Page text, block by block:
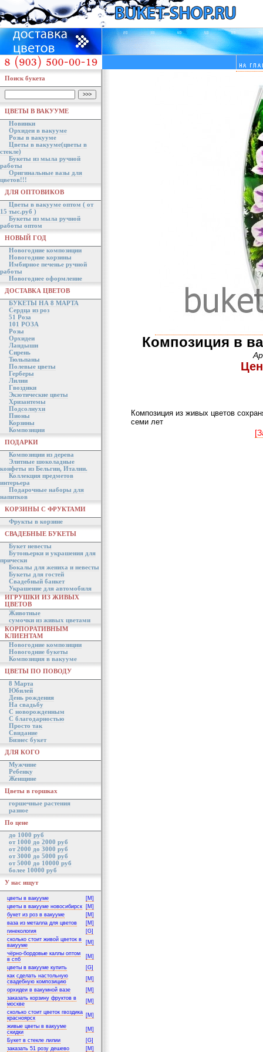
Поиск букета
ЦВЕТЫ В ВАКУУМЕ
Новинки
Орхидеи в вакууме
Розы в вакууме
Цветы в вакууме(цветы в
стекле)
Букеты из мыла ручной
работы
Оригинальные вазы для
цветов!!!
ДЛЯ ОПТОВИКОВ
Цветы в вакууме оптом ( от
15 тыс.руб )
Букеты из мыла ручной
работы оптом
НОВЫЙ ГОД
Новогодние композиции
Новогодние корзины
Имбирное печенье ручной
работы
Новогоднее оформление
ДОСТАВКА ЦВЕТОВ
БУКЕТЫ НА 8 МАРТА
Сердца из роз
51 Роза
101 РОЗА
Розы
Орхидеи
Ландыши
Сирень
Тюльпаны
Полевые цветы
Герберы
Лилии
Гвоздики
Экзотические цветы
Хризантемы
Подсолнухи
Пионы
Корзины
Композиции
ПОДАРКИ
Композиции из дерева
Элитные шоколадные
конфеты из Бельгии, Италии.
Коллекция предметов
интерьера
Подарочные наборы для
напитков
КОРЗИНЫ С ФРУКТАМИ
Фрукты в корзине
СВАДЕБНЫЕ БУКЕТЫ
Букет невесты
Бутоньерки и украшения для
прически
Бокалы для жениха и невесты
Букеты для гостей
Свадебный банкет
Украшение для автомобиля
ИГРУШКИ ИЗ ЖИВЫХ
ЦВЕТОВ
Животные
сумочки из живых цветами
КОРПОРАТИВНЫМ
КЛИЕНТАМ
Новогодние композиции
Новогодние букеты
Композиция в вакууме
ЦВЕТЫ ПО ПОВОДУ
8 Марта
Юбилей
День рождения
На свадьбу
С новорожденным
С благодарностью
Просто так
Свидание
Бизнес букет
ДЛЯ КОГО
Мужчине
Ребенку
Женщине
Цветы в горшках
горшечные растения
разное
По цене
до 1000 руб
от 1000 до 2000 руб
от 2000 до 3000 руб
от 3000 до 5000 руб
от 5000 до 10000 руб
более 10000 руб
У нас ищут
цветы в вакууме
[M]
цветы в вакууме новосибирск
[M]
букет из роз в вакууме
[M]
ваза из металла для цветов
[M]
гинекология
[G]
сколько стоит живой цветок в
вакууме
[M]
чёрно-бордовые каллы оптом
в спб
[M]
цветы в вакууме купить
[G]
как сделать настольную
свадебную композицию
[M]
орхидеи в вакумной вазе
[M]
заказать корзину фруктов в
москве
[M]
сколько стоит цветок гвоздика
красноярск
[M]
живые цветы в вакууме
скидки
[M]
Букет в стекле лилии
[G]
заказать 51 розу дешево
[M]
Композиция в
Композиция из живых цветов
семи лет